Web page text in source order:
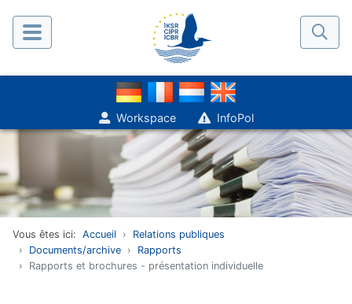
Workspace InfoPol
Vous êtes ici: Accueil
Relations publiques
Documents/archive
Rapports
Rapports et brochures - présentation individuelle